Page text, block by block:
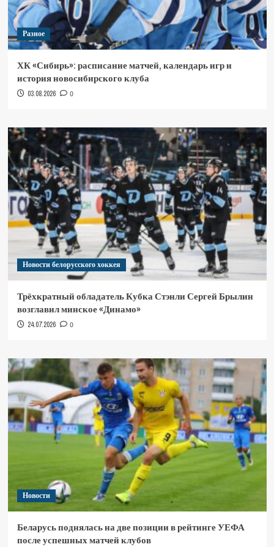
Разное
ХК «Сибирь»: расписание матчей, календарь игр и
история новосибирского клуба
03.08.2026 0
Новости белорусского хоккея
Трёхкратный обладатель Кубка Стэнли Сергей Брылин
возглавил минское «Динамо»
24.07.2026 0
Новости
Беларусь поднялась на две позиции в рейтинге УЕФА
после успешных матчей клубов